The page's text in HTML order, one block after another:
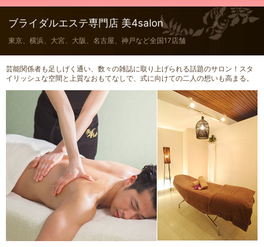
ブライダルエステ専門店 美4salon
東京、横浜、大宮、大阪、名古屋、神戸など全国17店舗
芸能関係者も足しげく通い、数々の雑誌に取り上げられる話題のサロン！スタ
イリッシュな空間と上質なおもてなしで、式に向けての二人の想いも高まる。